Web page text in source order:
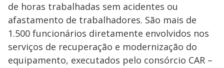
de horas trabalhadas sem acidentes ou
afastamento de trabalhadores. São mais de
1.500 funcionários diretamente envolvidos nos
serviços de recuperação e modernização do
equipamento, executados pelo consórcio CAR –